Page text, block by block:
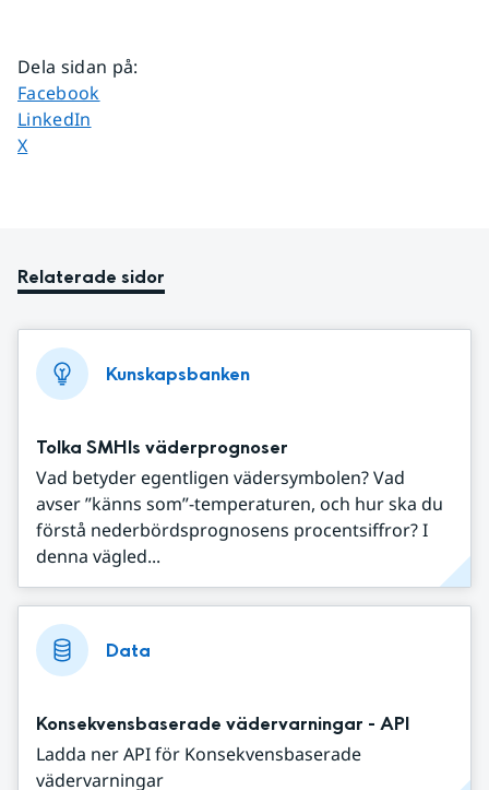
Dela sidan på:
Dela sidan på
Facebook
Dela sidan på
LinkedIn
Dela sidan på
X
Relaterade sidor
Kunskapsbanken
Tolka SMHIs väderprognoser
Vad betyder egentligen vädersymbolen? Vad
avser ”känns som”-temperaturen, och hur ska du
förstå nederbördsprognosens procentsiffror? I
denna vägled...
Data
Konsekvensbaserade vädervarningar - API
Ladda ner API för Konsekvensbaserade
vädervarningar